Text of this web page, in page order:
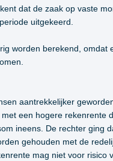
dat de zaak op vaste
uitgekeerd.
worden berekend,
aantrekkelijker
een hogere rekenrente
ineens. De rechter ging
gehouden met de
mag niet voor risico